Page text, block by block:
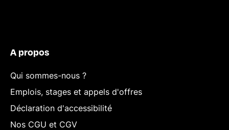
A propos
Qui sommes-nous ?
Emplois, stages et appels d'offres
Déclaration d'accessibilité
Nos CGU et CGV